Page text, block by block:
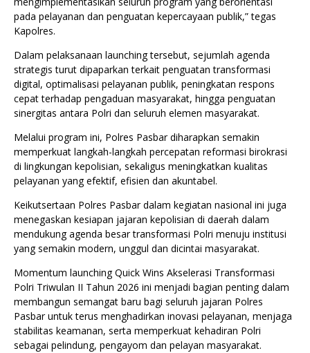
pada pelayanan dan penguatan kepercayaan publik,” tegas
Kapolres.
Dalam pelaksanaan launching tersebut, sejumlah agenda
strategis turut dipaparkan terkait penguatan transformasi
digital, optimalisasi pelayanan publik, peningkatan respons
cepat terhadap pengaduan masyarakat, hingga penguatan
sinergitas antara Polri dan seluruh elemen masyarakat.
Melalui program ini, Polres Pasbar diharapkan semakin
memperkuat langkah-langkah percepatan reformasi birokrasi
di lingkungan kepolisian, sekaligus meningkatkan kualitas
pelayanan yang efektif, efisien dan akuntabel.
Keikutsertaan Polres Pasbar dalam kegiatan nasional ini juga
menegaskan kesiapan jajaran kepolisian di daerah dalam
mendukung agenda besar transformasi Polri menuju institusi
yang semakin modern, unggul dan dicintai masyarakat.
Momentum launching Quick Wins Akselerasi Transformasi
Polri Triwulan II Tahun 2026 ini menjadi bagian penting dalam
membangun semangat baru bagi seluruh jajaran Polres
Pasbar untuk terus menghadirkan inovasi pelayanan, menjaga
stabilitas keamanan, serta memperkuat kehadiran Polri
sebagai pelindung, pengayom dan pelayan masyarakat.